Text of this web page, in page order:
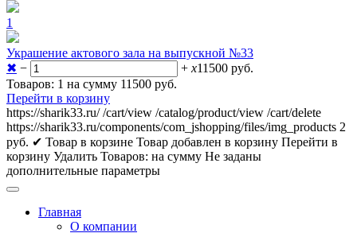
1
Украшение актового зала на выпускной №33
✖ − + x11500 руб.
Товаров: 1 на сумму 11500 руб.
Перейти в корзину
https://sharik33.ru/ /cart/view /catalog/product/view /cart/delete
https://sharik33.ru/components/com_jshopping/files/img_products 2
руб. ✔ Товар в корзине Товар добавлен в корзину Перейти в
корзину Удалить Товаров: на сумму Не заданы
дополнительные параметры
Главная
О компании